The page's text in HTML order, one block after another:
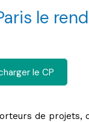
le
le CP
de projets,